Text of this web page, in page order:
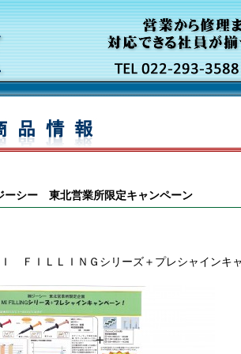
ーシー 東北営業所限定キャンペーン
Ｉ ＦＩＬＬＩＮＧシリーズ＋プレシャインキ